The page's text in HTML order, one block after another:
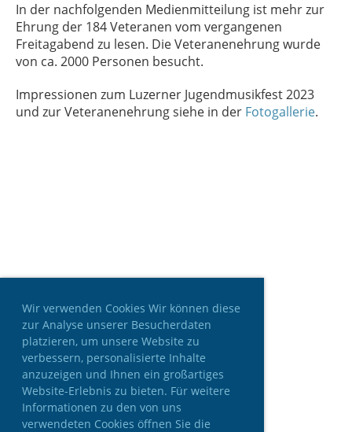
Wir verwenden Cookies Wir können diese
zur Analyse unserer Besucherdaten
platzieren, um unsere Website zu
verbessern, personalisierte Inhalte
anzuzeigen und Ihnen ein großartiges
Website-Erlebnis zu bieten. Für weitere
Informationen zu den von uns
verwendeten Cookies öffnen Sie die
In der nachfolgenden Medienmitteilung ist mehr zur
Ehrung der 184 Veteranen vom vergangenen
Freitagabend zu lesen. Die Veteranenehrung wurde
von ca. 2000 Personen besucht.
Impressionen zum Luzerner Jugendmusikfest 2023
und zur Veteranenehrung siehe in der Fotogallerie.